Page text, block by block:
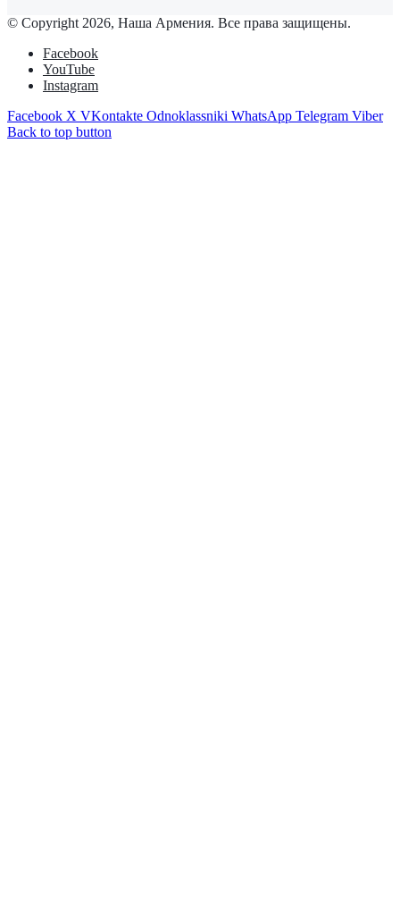
© Copyright 2026, Наша Армения. Все права защищены.
Facebook
YouTube
Instagram
Facebook X VKontakte Odnoklassniki WhatsApp Telegram Viber
Back to top button